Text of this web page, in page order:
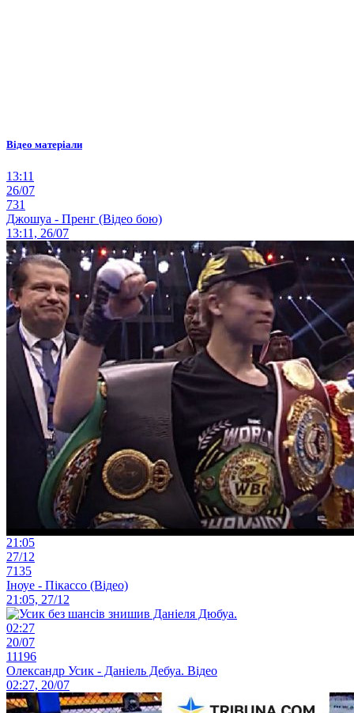
Відео матеріали
13:11
26/07
731
Джошуа - Пренг (Відео бою)
13:11, 26/07
21:05
27/12
7135
Іноуе - Пікассо (Відео)
21:05, 27/12
02:27
20/07
11196
Олександр Усик - Даніель Дебуа. Відео
02:27, 20/07